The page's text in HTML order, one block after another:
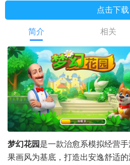
点击下载
简介 相关
梦幻花园 是一款治愈系模拟经营
果画风为基底，打造出安逸舒适